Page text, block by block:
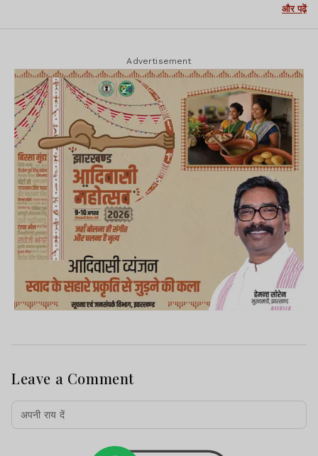
Correspondent at Prabhat Khabar, I have covered a
wide range of stories with depth, honesty and a
Media, I continue to create insightful and
impactful journalism that informs and engages
readers.
और पढ़ें
Advertisement
Leave a Comment